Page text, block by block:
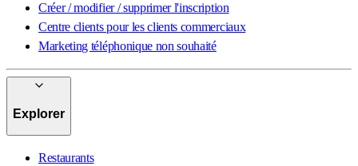
Créer / modifier / supprimer l'inscription
Centre clients pour les clients commerciaux
Marketing téléphonique non souhaité
Explorer
Restaurants